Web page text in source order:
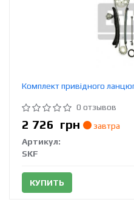
Комплект привідного
0 отзывов
2 726 грн
завтра
Артикул:
SKF
КУПИТЬ